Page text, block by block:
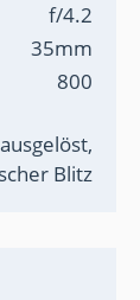
f/4.2
35mm
800
Blitz